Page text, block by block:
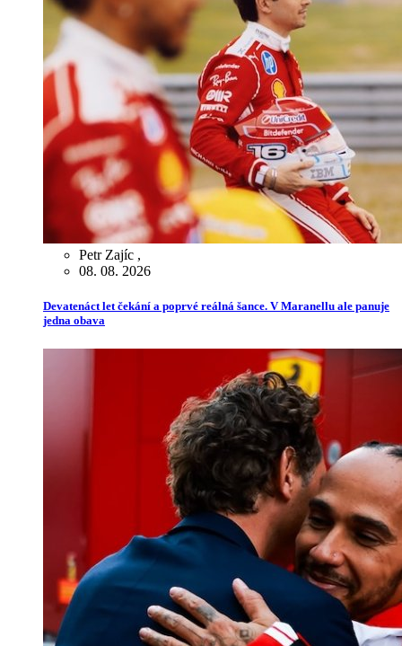
Petr Zajíc ,
08. 08. 2026
Devatenáct let čekání a poprvé reálná šance. V Maranellu ale panuje
jedna obava